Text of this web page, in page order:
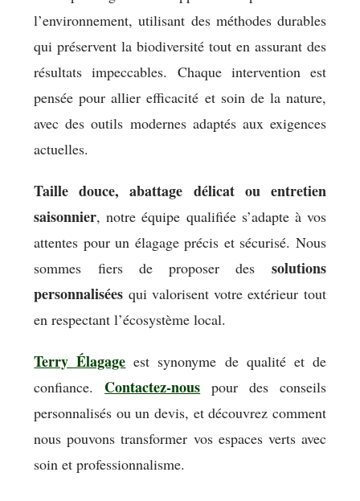
l’environnement, utilisant des méthodes durables
qui préservent la biodiversité tout en assurant des
résultats impeccables. Chaque intervention est
pensée pour allier efficacité et soin de la nature,
avec des outils modernes adaptés aux exigences
actuelles.
Taille douce, abattage délicat ou entretien
saisonnier, notre équipe qualifiée s’adapte à vos
attentes pour un élagage précis et sécurisé. Nous
sommes fiers de proposer des solutions
personnalisées qui valorisent votre extérieur tout
en respectant l’écosystème local.
Terry Élagage est synonyme de qualité et de
confiance. Contactez-nous pour des conseils
personnalisés ou un devis, et découvrez comment
nous pouvons transformer vos espaces verts avec
soin et professionnalisme.